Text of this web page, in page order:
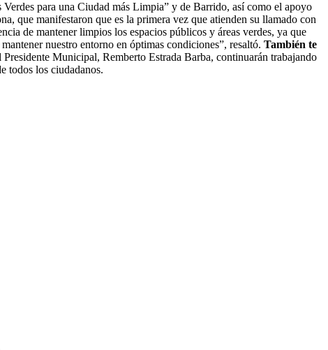
para una Ciudad más Limpia” y de Barrido, así como el apoyo
que manifestaron que es la primera vez que atienden su llamado con
de mantener limpios los espacios públicos y áreas verdes, ya que
nuestro entorno en óptimas condiciones”, resaltó. También te
Municipal, Remberto Estrada Barba, continuarán trabajando
todos los ciudadanos.